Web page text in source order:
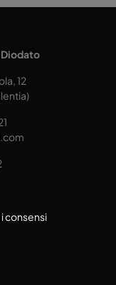
Diodato
12
consensi